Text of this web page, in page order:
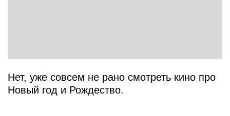
Нет, уже совсем не рано смотреть кино про
Новый год и Рождество.